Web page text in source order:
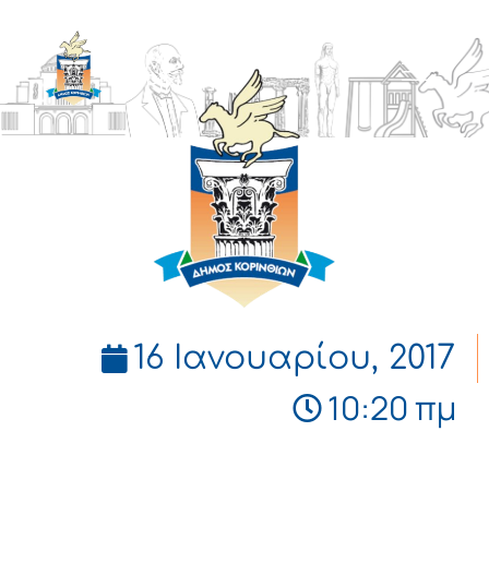
ΔΗΜΟΣ
ΚΟΡΙΝΘΙΩΝ
16 Ιανουαρίου, 2017
10:20 πμ